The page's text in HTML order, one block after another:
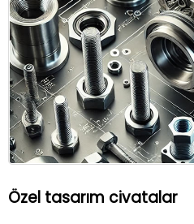
civata
örnekleri
»
Blog
»
İletişim
Özel tasarım civatalar